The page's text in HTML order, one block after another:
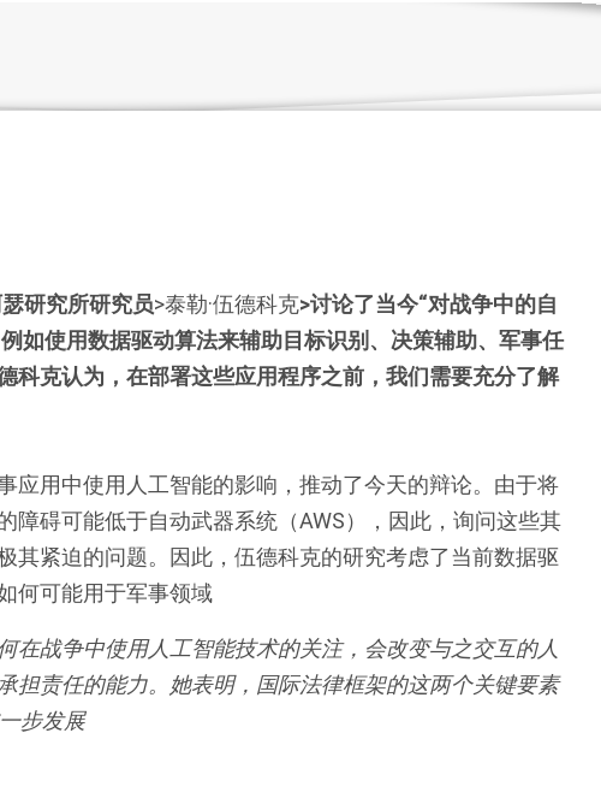
研究所研究员>泰勒·伍德科克>讨论了当今“对战争中的自
如使用数据驱动算法来辅助目标识别、决策辅助、军事任
科克认为，在部署这些应用程序之前，我们需要充分了解
应用中使用人工智能的影响，推动了今天的辩论。由于将
障碍可能低于自动武器系统（AWS），因此，询问这些其
其紧迫的问题。因此，伍德科克的研究考虑了当前数据驱
何可能用于军事领域
在战争中使用人工智能技术的关注，会改变与之交互的人
担责任的能力。她表明，国际法律框架的这两个关键要素
步发展